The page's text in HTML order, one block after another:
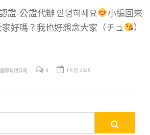
證-公證代辦 안녕하세요
小編回來
好嗎？我也好想念大家（チュ
）
際有限公司 0 1 5 月, 2025